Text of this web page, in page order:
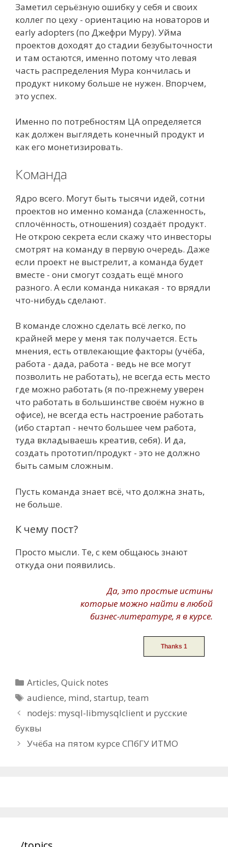
Заметил серьёзную ошибку у себя и своих
коллег по цеху - ориентацию на новаторов и
early adopters (по Джефри Муру). Уйма
проектов доходят до стадии безубыточности
и там остаются, именно потому что левая
часть распределения Мура кончилась и
продукт никому больше не нужен. Впорчем,
это успех.
Именно по потребностям ЦА определяется
как должен выглядеть конечный продукт и
как его монетизировать.
Команда
Ядро всего. Могут быть тысячи идей, сотни
проектов но именно команда (слаженность,
сплочённость, отношения) создаёт продукт.
Не открою секрета если скажу что инвесторы
смотрят на команду в первую очередь. Даже
если проект не выстрелит, а команда будет
вместе - они смогут создать ещё много
разного. А если команда никакая - то врядли
что-нибудь сделают.
В команде сложно сделать всё легко, по
крайней мере у меня так получается. Есть
мнения, есть отвлекающие факторы (учёба,
работа - дада, работа - ведь не все могут
позволить не работать), не всегда есть место
где можно работать (я по-прежнему уверен
что работать в большинстве своём нужно в
офисе), не всегда есть настроение работать
(ибо стартап - нечто большее чем работа,
туда вкладываешь креатив, себя). И да,
создать прототип/продукт - это не должно
быть самым сложным.
Пусть команда знает всё, что должна знать,
не больше.
К чему пост?
Просто мысли. Те, с кем общаюсь знают
откуда они появились.
Да, это простые истины
которые можно найти в любой
бизнес-литературе, я в курсе.
Categories
Articles,Quick notes
Tags
audience, mind,startup,team
Post
navigation
nodejs: mysql-libmysqlclient и русские
буквы
Учёба на пятом курсе СПбГУ ИТМО